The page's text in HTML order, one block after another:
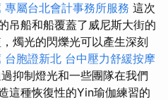
專屬台北會計事務所服務 這次
吊船和船覆蓋了威尼斯大街的
燭光的閃爍光可以產生深刻
台胞證新北 台中壓力舒緩按摩
抑制燈光和一些團隊在我們
這種恢復性的Yin瑜伽練習的